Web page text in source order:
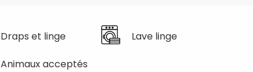
Draps et linge Lave linge
Animaux acceptés